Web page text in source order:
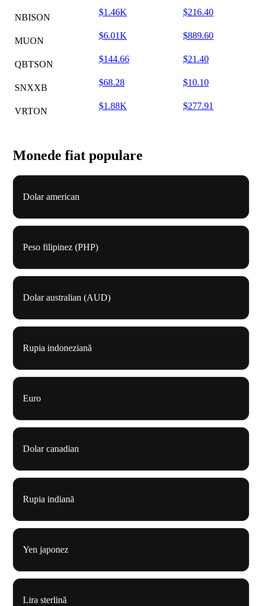
NBISON
$1.46K $216.40
MUON
$6.01K $889.60
QBTSON
$144.66 $21.40
SNXXB
$68.28 $10.10
VRTON
$1.88K $277.91
Monede fiat populare
Dolar american
Peso filipinez (PHP)
Dolar australian (AUD)
Rupia indoneziană
Euro
Dolar canadian
Rupia indiană
Yen japonez
Lira sterlină